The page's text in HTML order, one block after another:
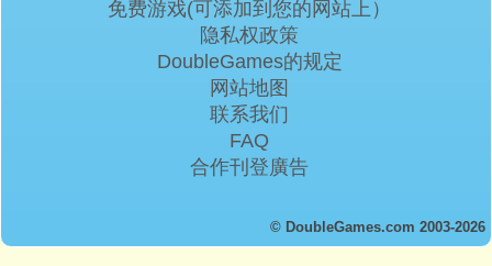
免费游戏(可添加到您的网站上）
隐私权政策
DoubleGames的规定
网站地图
联系我们
FAQ
合作刊登廣告
© DoubleGames.com 2003-2026